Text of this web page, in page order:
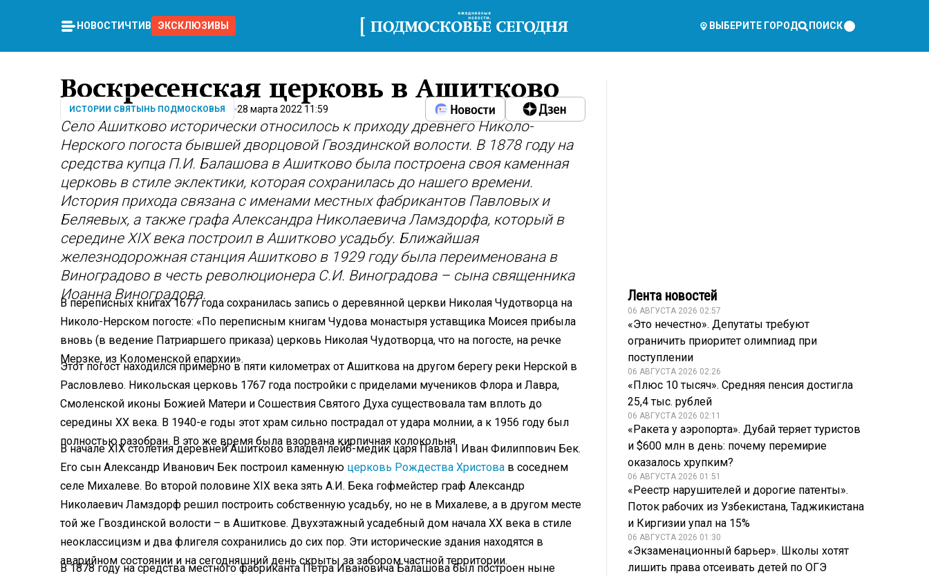
НОВОСТИ ЧТИВО ЭКСКЛЮЗИВЫ ВЫБЕРИТЕ ГОРОД ПОИСК
Воскресенская церковь в Ашитково
ИСТОРИИ СВЯТЫНЬ ПОДМОСКОВЬЯ 28 марта 2022 11:59
Село Ашитково исторически относилось к приходу древнего Николо-
Нерского погоста бывшей дворцовой Гвоздинской волости. В 1878 году на
средства купца П.И. Балашова в Ашитково была построена своя каменная
церковь в стиле эклектики, которая сохранилась до нашего времени.
История прихода связана с именами местных фабрикантов Павловых и
Беляевых, а также графа Александра Николаевича Ламздорфа, который в
серединеXIX века построил в Ашитково усадьбу. Ближайшая
железнодорожная станция Ашитково в 1929 году была переименована в
Виноградово в честь революционера С.И. Виноградова – сына священника
Иоанна Виноградова.
В переписных книгах 1677 года сохранилась запись о деревянной церкви Николая Чудотворца на
Николо-Нерском погосте: «По переписным книгам Чудова монастыря уставщика Моисея прибыла
вновь (в ведение Патриаршего приказа) церковь Николая Чудотворца, что на погосте, на речке
Мерзке, из Коломенской епархии».
Этот погост находился примерно в пяти километрах от Ашиткова на другом берегу реки Нерской в
Расловлево. Никольская церковь 1767 года постройки с приделами мучеников Флора и Лавра,
Смоленской иконы Божией Матери и Сошествия Святого Духа существовала там вплоть до
середины XX века. В 1940-е годы этот храм сильно пострадал от удара молнии, а к 1956 году был
полностью разобран. В это же время была взорвана кирпичная колокольня.
В начале XIX столетия деревней Ашитково владел лейб-медик царя Павла I Иван Филиппович Бек.
Его сын Александр Иванович Бек построил каменную церковь Рождества Христова в соседнем
селе Михалеве. Во второй половине XIX века зять А.И. Бека гофмейстер граф Александр
Николаевич Ламздорф решил построить собственную усадьбу, но не в Михалеве, а в другом месте
той же Гвоздинской волости – в Ашиткове. Двухэтажный усадебный дом начала XX века в стиле
неоклассицизм и два флигеля сохранились до сих пор. Эти исторические здания находятся в
аварийном состоянии и на сегодняшний день скрыты за забором частной территории.
В 1878 году на средства местного фабриканта Петра Ивановича Балашова был построен ныне
Лента новостей
06 АВГУСТА 2026 02:57
«Это нечестно». Депутаты требуют
ограничить приоритет олимпиад при
поступлении
06 АВГУСТА 2026 02:26
«Плюс 10 тысяч». Средняя пенсия достигла
25,4 тыс. рублей
06 АВГУСТА 2026 02:11
«Ракета у аэропорта». Дубай теряет туристов
и $600 млн в день: почему перемирие
оказалось хрупким?
06 АВГУСТА 2026 01:51
«Реестр нарушителей и дорогие патенты».
Поток рабочих из Узбекистана, Таджикистана
и Киргизии упал на 15%
06 АВГУСТА 2026 01:30
«Экзаменационный барьер». Школы хотят
лишить права отсеивать детей по ОГЭ